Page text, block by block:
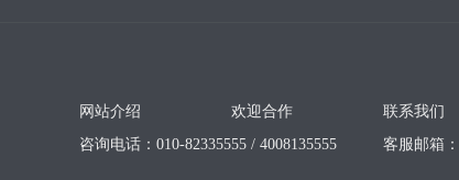
网站介绍 欢迎合作 联系我们
咨询电话：010-82335555 / 4008135555
客服邮箱：